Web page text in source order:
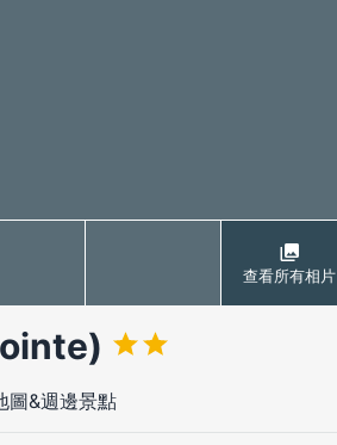
查看所有相片
圖&週邊景點